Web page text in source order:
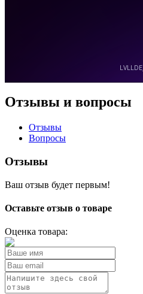
Отзывы и вопросы
Отзывы
Вопросы
Отзывы
Ваш отзыв будет первым!
Оставьте отзыв о товаре
Оценка товара: